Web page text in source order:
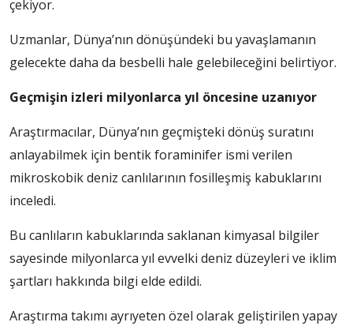
çekiyor.
Uzmanlar, Dünya’nın dönüşündeki bu yavaşlamanın
gelecekte daha da besbelli hale gelebileceğini belirtiyor.
Geçmişin izleri milyonlarca yıl öncesine uzanıyor
Araştırmacılar, Dünya’nın geçmişteki dönüş suratını
anlayabilmek için bentik foraminifer ismi verilen
mikroskobik deniz canlılarının fosilleşmiş kabuklarını
inceledi.
Bu canlıların kabuklarında saklanan kimyasal bilgiler
sayesinde milyonlarca yıl evvelki deniz düzeyleri ve iklim
şartları hakkında bilgi elde edildi.
Araştırma takımı ayrıyeten özel olarak geliştirilen yapay